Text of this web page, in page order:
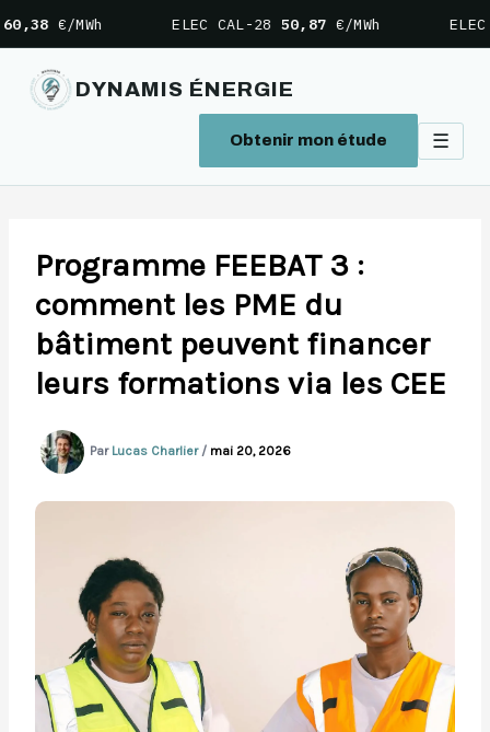
ELEC CAL-28 50,87€/MWh ELEC CAL-
DYNAMIS ÉNERGIE
Obtenir mon étude ☰
contenuProgramme FEEBAT 3 :
comment les PME du
bâtiment peuvent financer
leurs formations via les CEE
Par Lucas Charlier / mai 20, 2026